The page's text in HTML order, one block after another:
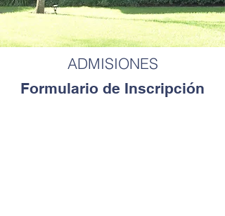
ADMISIONES
Formulario de Inscripción